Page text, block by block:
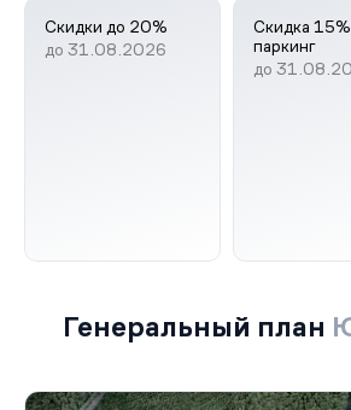
Скидки до 20%
до 31.08.2026
Скидка
паркинг
до
Генеральный план